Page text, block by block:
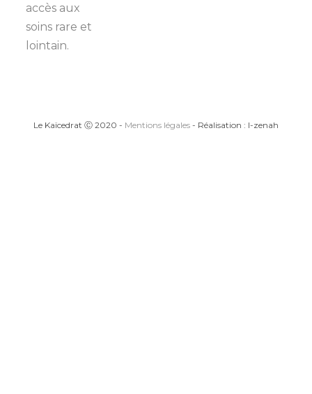
accès aux
soins rare et
lointain.
Le Kaïcedrat Ⓒ 2020 - Mentions légales - Réalisation : I-zenah